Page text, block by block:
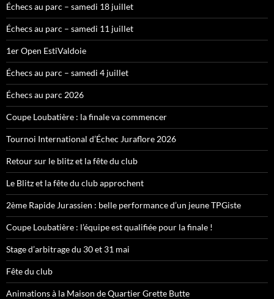
Échecs au parc – samedi 18 juillet
Échecs au parc – samedi 11 juillet
1er Open EstiValdoie
Échecs au parc – samedi 4 juillet
Échecs au parc 2026
Coupe Loubatière : la finale va commencer
Tournoi International d’Échec Juraflore 2026
Retour sur le blitz et la fête du club
Le Blitz et la fête du club approchent
2ème Rapide Jurassien : belle performance d’un jeune TPGiste
Coupe Loubatière : l’équipe est qualifiée pour la finale !
Stage d’arbitrage du 30 et 31 mai
Fête du club
Animations à la Maison de Quartier Grette Butte